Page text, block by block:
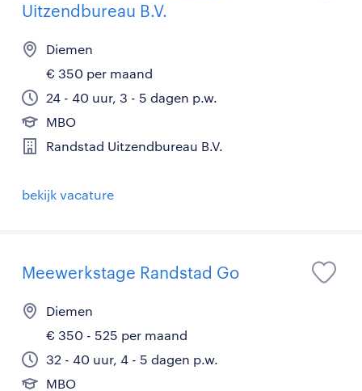
Uitzendbureau B.V.
Diemen
€ 350 per maand
24 - 40 uur, 3 - 5 dagen p.w.
MBO
Randstad Uitzendbureau B.V.
bekijk vacature
Meewerkstage Randstad Go
Diemen
€ 350 - 525 per maand
32 - 40 uur, 4 - 5 dagen p.w.
MBO